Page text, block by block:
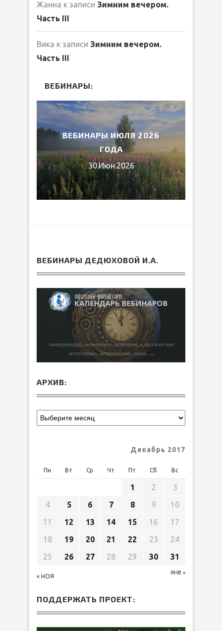
Жанна к записи Зимним вечером.
Часть III
Вика к записи Зимним вечером.
Часть III
ВЕБИНАРЫ:
ВЕБИНАРЫ ИЮЛЯ 2026
ГОДА
30.Июн.2026
ВЕБИНАРЫ ДЕДЮХОВОЙ И.А.
АРХИВ:
Декабрь 2017
Пн Вт Ср Чт Пт Сб Вс
« НОЯ
ЯНВ »
1 2
3
4
5 6 7 8 9
10
11
12 13 14 15 16
17
18
19 20 21 22 23
24
25
26 27 28 29 30 31
ПОДДЕРЖАТЬ ПРОЕКТ: